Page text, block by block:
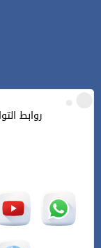
روابط